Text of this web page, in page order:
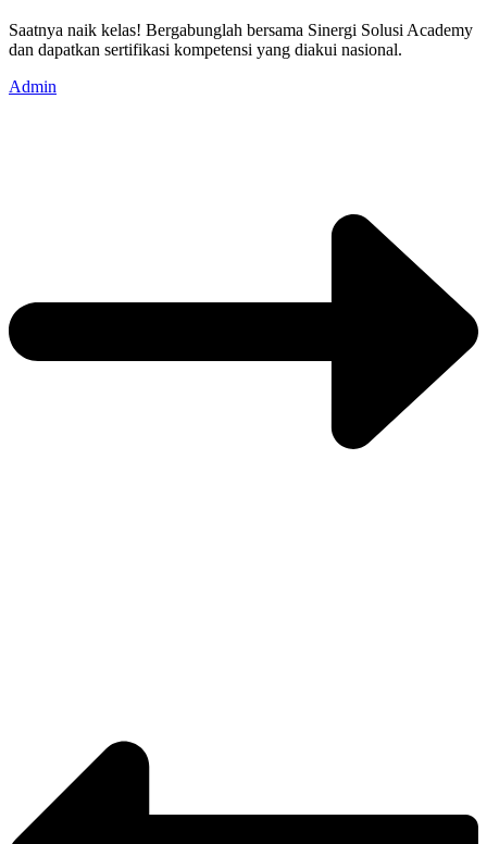
Saatnya naik kelas! Bergabunglah bersama Sinergi Solusi Academy
dan dapatkan sertifikasi kompetensi yang diakui nasional.
Admin